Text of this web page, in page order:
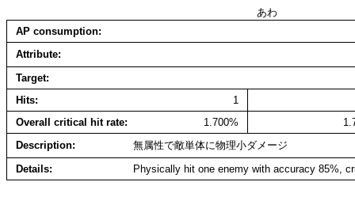
あわ
AP consumption
Attribute
Target
Hits
1
Overall critical hit rate
1.700%
Description
無属性で敵単体に物理小ダメージ
Details
Physically hit one enemy with accuracy 85%,